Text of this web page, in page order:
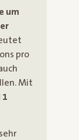
um
pro
Mit
1